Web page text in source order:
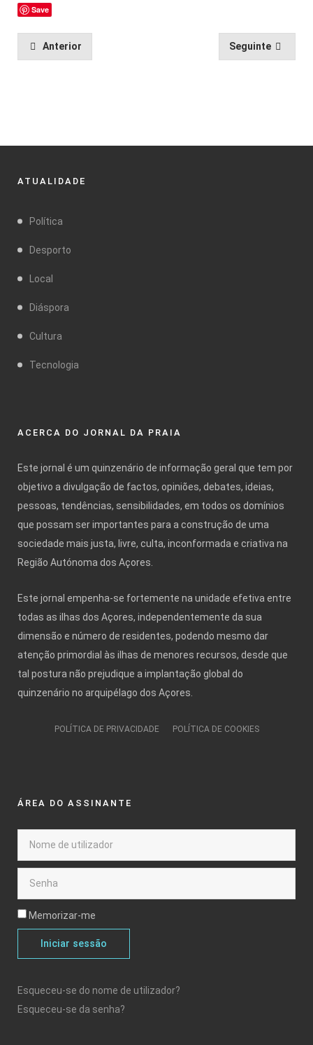
Save
Anterior Seguinte
ATUALIDADE
Política
Desporto
Local
Diáspora
Cultura
Tecnologia
ACERCA DO JORNAL DA PRAIA
Este jornal é um quinzenário de informação geral que tem por
objetivo a divulgação de factos, opiniões, debates, ideias,
pessoas, tendências, sensibilidades, em todos os domínios
que possam ser importantes para a construção de uma
sociedade mais justa, livre, culta, inconformada e criativa na
Região Autónoma dos Açores.
Este jornal empenha-se fortemente na unidade efetiva entre
todas as ilhas dos Açores, independentemente da sua
dimensão e número de residentes, podendo mesmo dar
atenção primordial às ilhas de menores recursos, desde que
tal postura não prejudique a implantação global do
quinzenário no arquipélago dos Açores.
POLÍTICA DE PRIVACIDADE POLÍTICA DE COOKIES
ÁREA DO ASSINANTE
Memorizar-me
Iniciar sessão
Esqueceu-se do nome de utilizador?
Esqueceu-se da senha?